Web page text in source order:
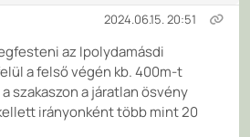
2024.06.15. 20:51
az Ipolydamásdi
a felső végén kb. 400m-t
szakaszon a járatlan ösvény
irányonként több mint 20